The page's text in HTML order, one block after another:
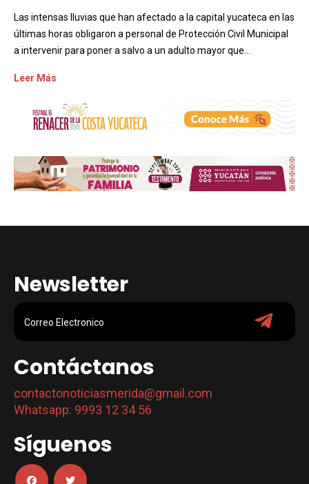
Las intensas lluvias que han afectado a la capital yucateca en las
últimas horas obligaron a personal de Protección Civil Municipal
a intervenir para poner a salvo a un adulto mayor que...
Leer Más
Newsletter
Contáctanos
contactonoticiasmerida@gmail.com
Whatsapp: 9993 12 34 56
Síguenos